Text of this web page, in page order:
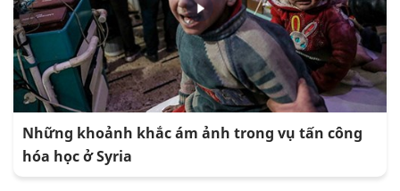
Những khoảnh khắc ám ảnh trong vụ tấn công
hóa học ở Syria